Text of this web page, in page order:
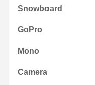
Snowboard
GoPro
Mono
Camera